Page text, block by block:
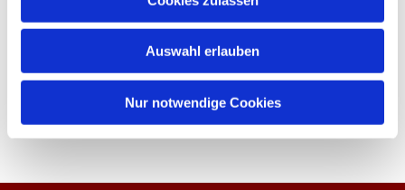
Auswahl erlauben
Nur notwendige Cookies